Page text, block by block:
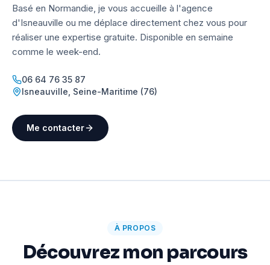
Basé en Normandie, je vous accueille à l'agence
d'Isneauville ou me déplace directement chez vous pour
réaliser une expertise gratuite. Disponible en semaine
comme le week-end.
06 64 76 35 87
Isneauville Seine-Maritime (76)
Me contacter
À PROPOS
Découvrez mon parcours